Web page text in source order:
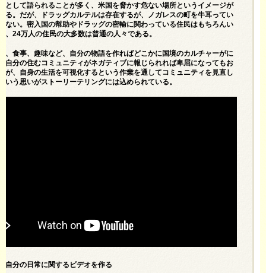
として語られることが多く、米国を脅かす危ない場所というイメージが
る。だが、ドラッグカルテルは存在するが、ノガレスの町を牛耳ってい
ない。密入国の幇助やドラッグの密輸に関わっている住民はもちろんい
、24万人の住民の大多数は普通の人々である。
、食事、趣味など、自分の物語を作ればどこかに国境のカルチャーがに
自分の住むコミュニティがネガティブに報じられれば卑屈になってもお
が、自身の生活を可視化するという作業を通してコミュニティを見直し
いう思いがストーリーテリングには込められている。
自分の日常に関するビデオを作る